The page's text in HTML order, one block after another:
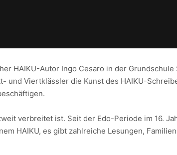
HAIKU-Autor Ingo Cesaro in der Grundschule
und Viertklässler die Kunst des HAIKU-
verbreitet ist. Seit der Edo-Periode im 16.
HAIKU, es gibt zahlreiche Lesungen,